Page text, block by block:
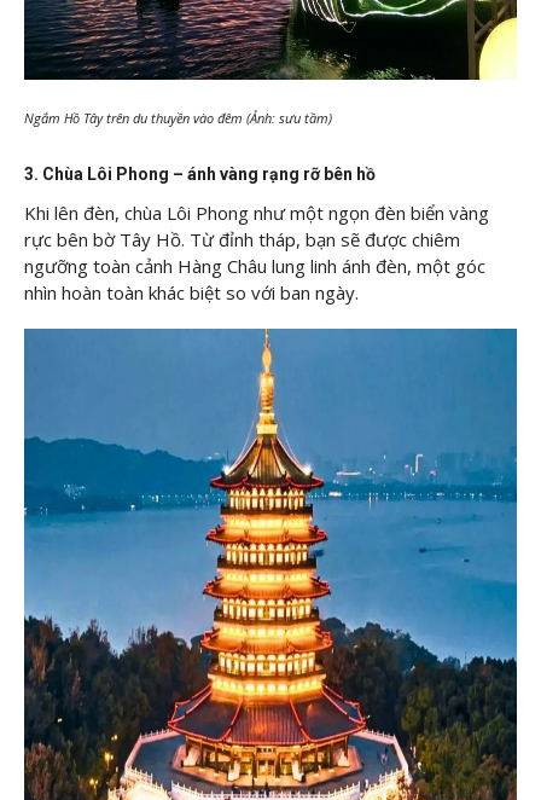
Ngắm Hồ Tây trên du thuyền vào đêm (Ảnh: sưu tầm)
3. Chùa Lôi Phong – ánh vàng rạng rỡ bên hồ
Khi lên đèn, chùa Lôi Phong như một ngọn đèn biển vàng
rực bên bờ Tây Hồ. Từ đỉnh tháp, bạn sẽ được chiêm
ngưỡng toàn cảnh Hàng Châu lung linh ánh đèn, một góc
nhìn hoàn toàn khác biệt so với ban ngày.